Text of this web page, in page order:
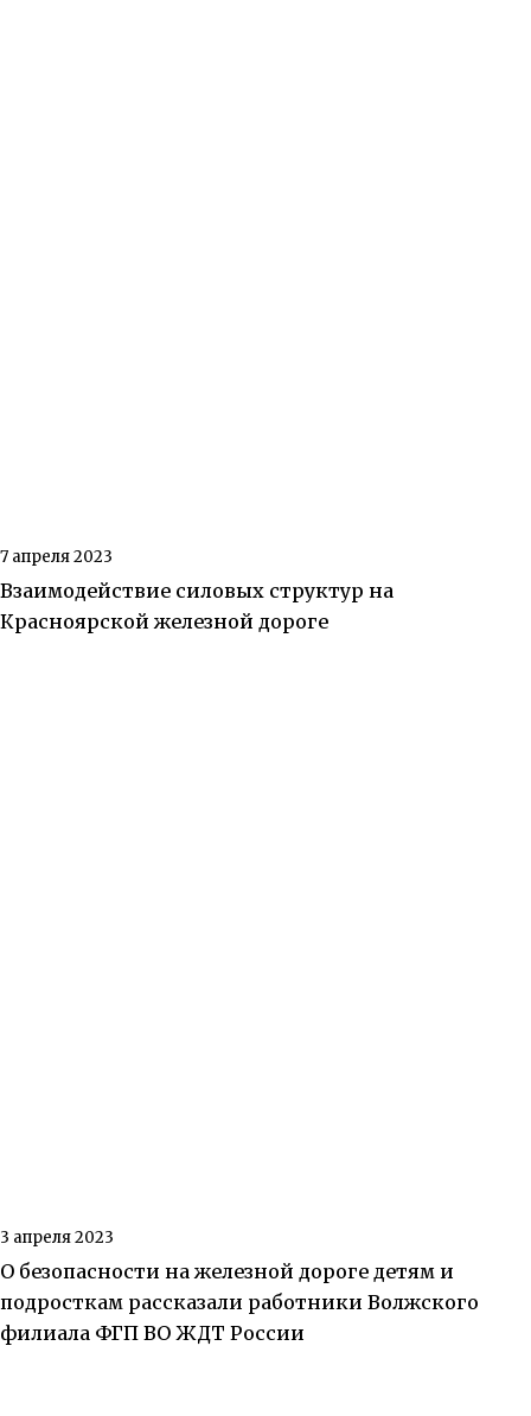
7 апреля 2023
Взаимодействие силовых структур на
Красноярской железной дороге
3 апреля 2023
О безопасности на железной дороге детям и
подросткам рассказали работники Волжского
филиала ФГП ВО ЖДТ России